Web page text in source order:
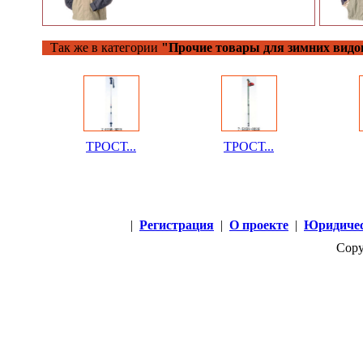
Так же в категории "Прочие товары для зимних
ТРОСТ... ТРОСТ...
| Регистрация | О проекте |